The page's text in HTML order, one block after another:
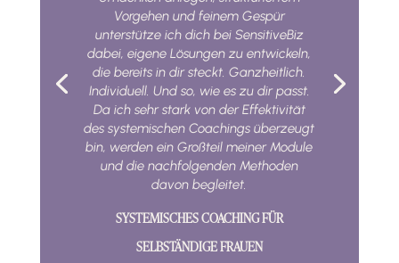
Vorgehen und feinem Gespür
unterstütze ich dich bei SensitiveBiz
dabei, eigene Lösungen zu entwickeln,
die bereits in dir steckt. Ganzheitlich.
Individuell. Und so, wie es zu dir passt.
Da ich sehr stark von der Effektivität
des systemischen Coachings überzeugt
bin, werden ein Großteil meiner Module
und die nachfolgenden Methoden
davon begleitet.
SYSTEMISCHES COACHING FÜR
SELBSTÄNDIGE FRAUEN